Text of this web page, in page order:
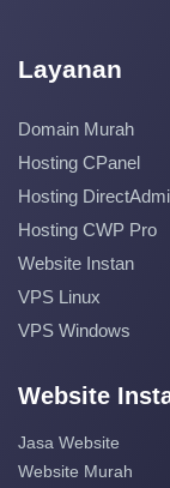
Layanan
Domain Murah
Hosting CPanel
Hosting
Hosting CWP Pro
Website Instan
VPS Linux
VPS Windows
Website
Jasa Website
Website Murah